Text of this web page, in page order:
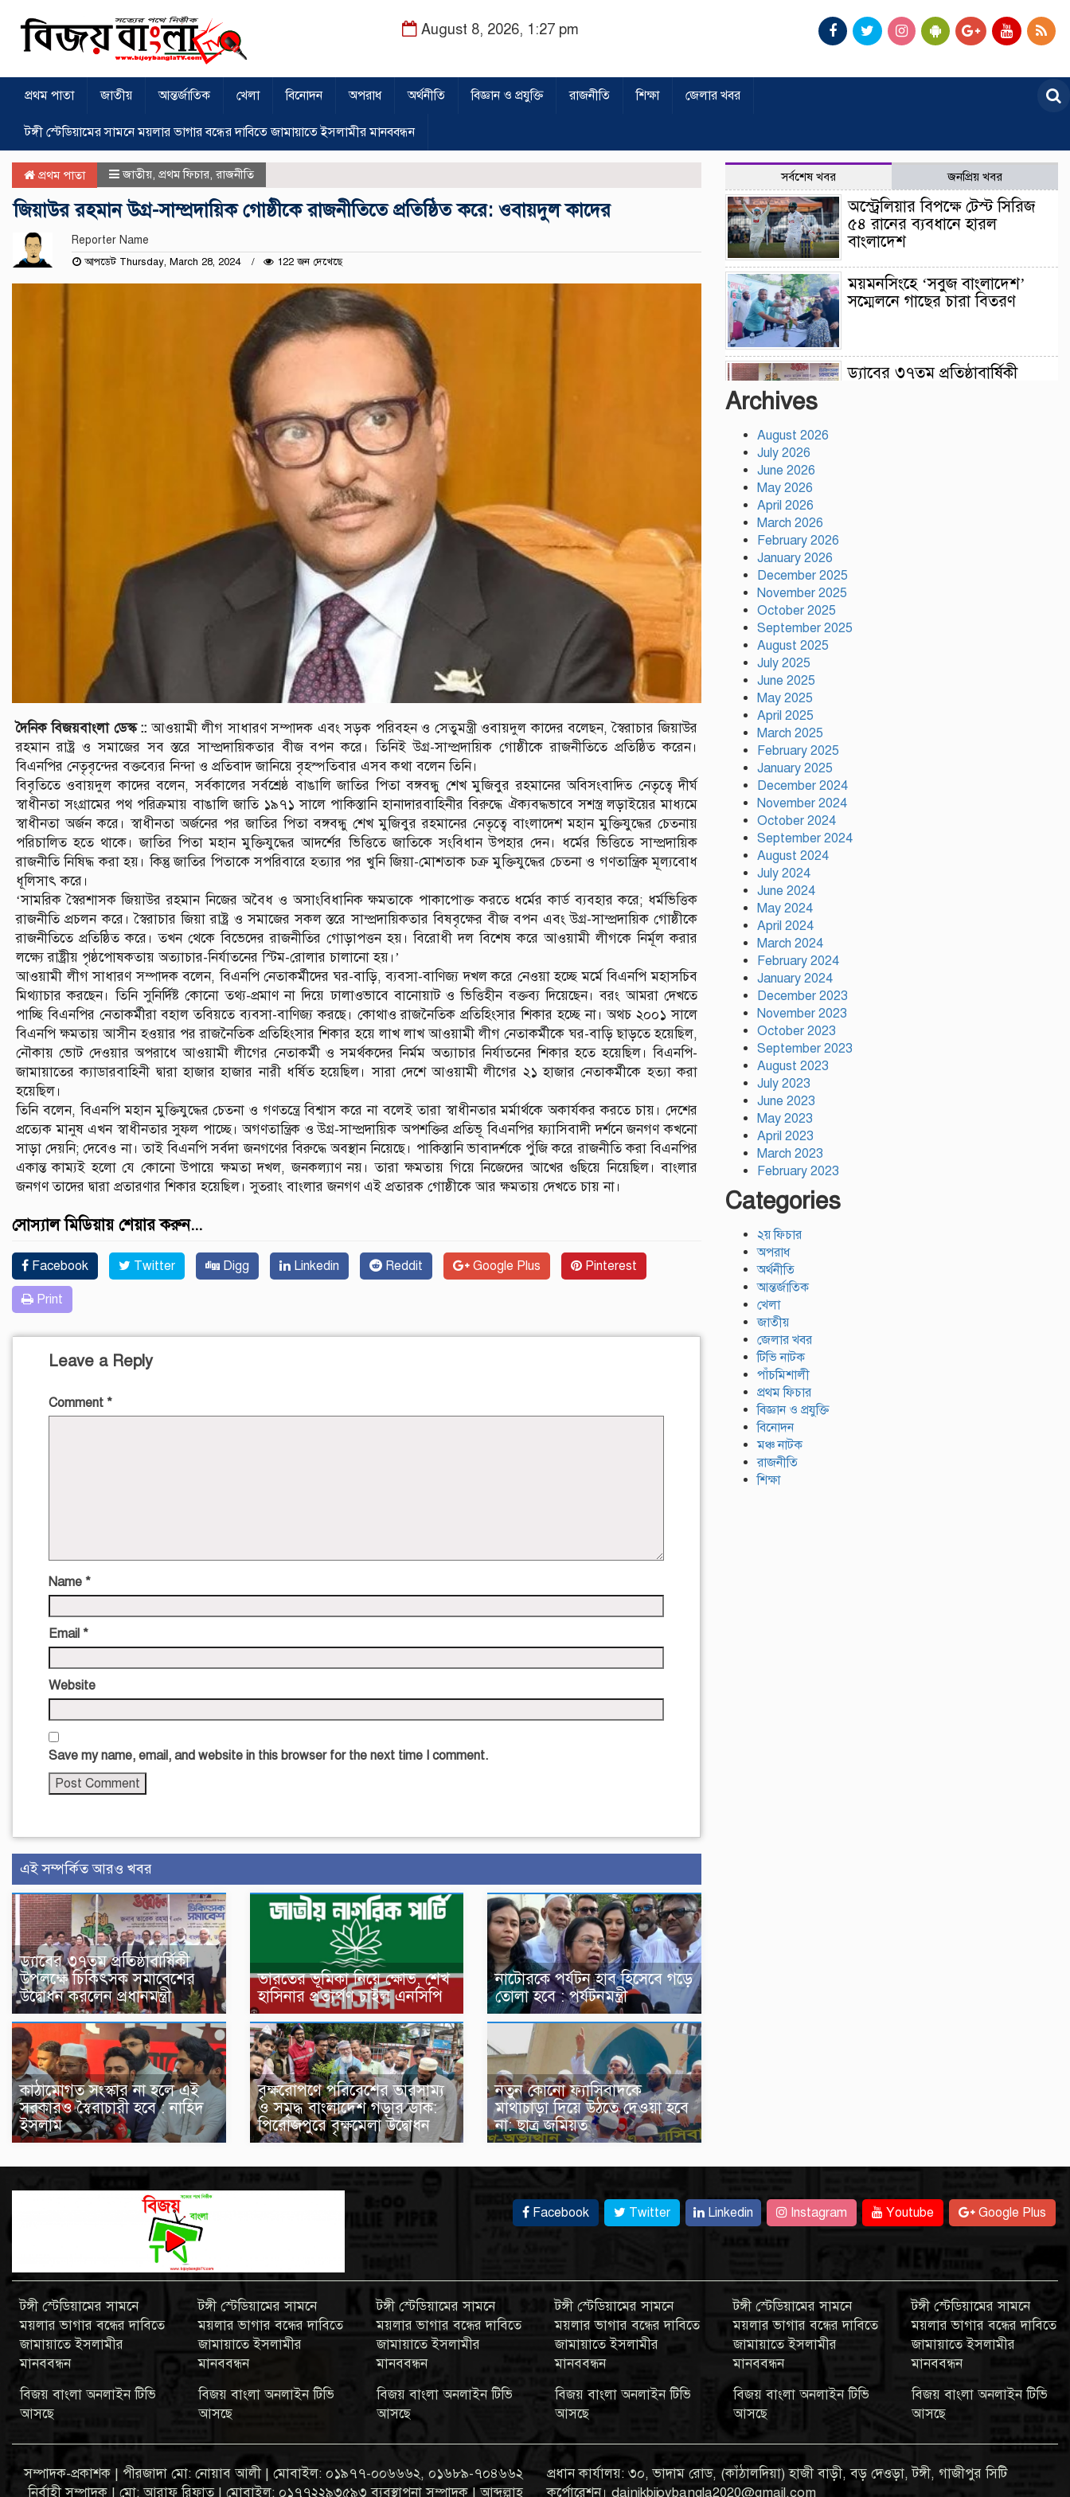
August 8, 2026, 1:27 pm
প্রথম পাতা জাতীয় আন্তর্জাতিক খেলা বিনোদন অপরাধ অর্থনীতি বিজ্ঞান ও প্রযুক্তি রাজনীতি শিক্ষা জেলার খবর
টঙ্গী স্টেডিয়ামের সামনে ময়লার ভাগার বন্ধের দাবিতে জামায়াতে ইসলামীর মানববন্ধন
প্রথম পাতা জাতীয় প্রথম ফিচার রাজনীতি
জিয়াউর রহমান উগ্র-সাম্প্রদায়িক গোষ্ঠীকে রাজনীতিতে প্রতিষ্ঠিত করে: ওবায়দুল কাদের
Reporter Name
আপডেট Thursday, March 28, 2024 122 জন দেখেছে
দৈনিক বিজয়বাংলা ডেস্ক ::আওয়ামী লীগ সাধারণ সম্পাদক এবং সড়ক পরিবহন ও সেতুমন্ত্রী ওবায়দুল কাদের বলেছন, স্বৈরাচার জিয়াউর
রহমান রাষ্ট্র ও সমাজের সব স্তরে সাম্প্রদায়িকতার বীজ বপন করে। তিনিই উগ্র-সাম্প্রদায়িক গোষ্ঠীকে রাজনীতিতে প্রতিষ্ঠিত করেন।
বিএনপির নেতৃবৃন্দের বক্তব্যের নিন্দা ও প্রতিবাদ জানিয়ে বৃহস্পতিবার এসব কথা বলেন তিনি।
বিবৃতিতে ওবায়দুল কাদের বলেন, সর্বকালের সর্বশ্রেষ্ঠ বাঙালি জাতির পিতা বঙ্গবন্ধু শেখ মুজিবুর রহমানের অবিসংবাদিত নেতৃত্বে দীর্ঘ
স্বাধীনতা সংগ্রামের পথ পরিক্রমায় বাঙালি জাতি ১৯৭১ সালে পাকিস্তানি হানাদারবাহিনীর বিরুদ্ধে ঐক্যবদ্ধভাবে সশস্ত্র লড়াইয়ের মাধ্যমে
স্বাধীনতা অর্জন করে। স্বাধীনতা অর্জনের পর জাতির পিতা বঙ্গবন্ধু শেখ মুজিবুর রহমানের নেতৃত্বে বাংলাদেশ মহান মুক্তিযুদ্ধের চেতনায়
পরিচালিত হতে থাকে। জাতির পিতা মহান মুক্তিযুদ্ধের আদর্শের ভিত্তিতে জাতিকে সংবিধান উপহার দেন। ধর্মের ভিত্তিতে সাম্প্রদায়িক
রাজনীতি নিষিদ্ধ করা হয়। কিন্তু জাতির পিতাকে সপরিবারে হত্যার পর খুনি জিয়া-মোশতাক চক্র মুক্তিযুদ্ধের চেতনা ও গণতান্ত্রিক মূল্যবোধ
ধূলিসাৎ করে।
‘সামরিক স্বৈরশাসক জিয়াউর রহমান নিজের অবৈধ ও অসাংবিধানিক ক্ষমতাকে পাকাপোক্ত করতে ধর্মের কার্ড ব্যবহার করে; ধর্মভিত্তিক
রাজনীতি প্রচলন করে। স্বৈরাচার জিয়া রাষ্ট্র ও সমাজের সকল স্তরে সাম্প্রদায়িকতার বিষবৃক্ষের বীজ বপন এবং উগ্র-সাম্প্রদায়িক গোষ্ঠীকে
রাজনীতিতে প্রতিষ্ঠিত করে। তখন থেকে বিভেদের রাজনীতির গোড়াপত্তন হয়। বিরোধী দল বিশেষ করে আওয়ামী লীগকে নির্মূল করার
লক্ষ্যে রাষ্ট্রীয় পৃষ্ঠপোষকতায় অত্যাচার-নির্যাতনের স্টিম-রোলার চালানো হয়।’
আওয়ামী লীগ সাধারণ সম্পাদক বলেন, বিএনপি নেতাকর্মীদের ঘর-বাড়ি, ব্যবসা-বাণিজ্য দখল করে নেওয়া হচ্ছে মর্মে বিএনপি মহাসচিব
মিথ্যাচার করছেন। তিনি সুনির্দিষ্ট কোনো তথ্য-প্রমাণ না দিয়ে ঢালাওভাবে বানোয়াট ও ভিত্তিহীন বক্তব্য দিয়েছেন। বরং আমরা দেখতে
পাচ্ছি বিএনপির নেতাকর্মীরা বহাল তবিয়তে ব্যবসা-বাণিজ্য করছে। কোথাও রাজনৈতিক প্রতিহিংসার শিকার হচ্ছে না। অথচ ২০০১ সালে
বিএনপি ক্ষমতায় আসীন হওয়ার পর রাজনৈতিক প্রতিহিংসার শিকার হয়ে লাখ লাখ আওয়ামী লীগ নেতাকর্মীকে ঘর-বাড়ি ছাড়তে হয়েছিল,
নৌকায় ভোট দেওয়ার অপরাধে আওয়ামী লীগের নেতাকর্মী ও সমর্থকদের নির্মম অত্যাচার নির্যাতনের শিকার হতে হয়েছিল। বিএনপি-
জামায়াতের ক্যাডারবাহিনী দ্বারা হাজার হাজার নারী ধর্ষিত হয়েছিল। সারা দেশে আওয়ামী লীগের ২১ হাজার নেতাকর্মীকে হত্যা করা
হয়েছিল।
তিনি বলেন, বিএনপি মহান মুক্তিযুদ্ধের চেতনা ও গণতন্ত্রে বিশ্বাস করে না বলেই তারা স্বাধীনতার মর্মার্থকে অকার্যকর করতে চায়। দেশের
প্রত্যেক মানুষ এখন স্বাধীনতার সুফল পাচ্ছে। অগণতান্ত্রিক ও উগ্র-সাম্প্রদায়িক অপশক্তির প্রতিভূ বিএনপির ফ্যাসিবাদী দর্শনে জনগণ কখনো
সাড়া দেয়নি; দেবেও না। তাই বিএনপি সর্বদা জনগণের বিরুদ্ধে অবস্থান নিয়েছে। পাকিস্তানি ভাবাদর্শকে পুঁজি করে রাজনীতি করা বিএনপির
একান্ত কাম্যই হলো যে কোনো উপায়ে ক্ষমতা দখল, জনকল্যাণ নয়। তারা ক্ষমতায় গিয়ে নিজেদের আখের গুছিয়ে নিয়েছিল। বাংলার
জনগণ তাদের দ্বারা প্রতারণার শিকার হয়েছিল। সুতরাং বাংলার জনগণ এই প্রতারক গোষ্ঠীকে আর ক্ষমতায় দেখতে চায় না।
সোস্যাল মিডিয়ায় শেয়ার করুন...
Facebook Twitter Digg Linkedin Reddit Google Plus Pinterest
Print
Leave a Reply
Comment *
Name *
Email *
Website
Save my name, email, and website in this browser for the next time I comment.
এই সম্পর্কিত আরও খবর
ড্যাবের ৩৭তম প্রতিষ্ঠাবার্ষিকী
উপলক্ষে চিকিৎসক সমাবেশের
উদ্বোধন করলেন প্রধানমন্ত্রী
ভারতের ভূমিকা নিয়ে ক্ষোভ, শেখ
হাসিনার প্রত্যর্পণ চাইল এনসিপি
নাটোরকে পর্যটন হাব হিসেবে গড়ে
তোলা হবে : পর্যটনমন্ত্রী
কাঠামোগত সংস্কার না হলে এই
সরকারও স্বৈরাচারী হবে : নাহিদ
ইসলাম
বৃক্ষরোপণে পরিবেশের ভারসাম্য
ও সমৃদ্ধ বাংলাদেশ গড়ার ডাক:
পিরোজপুরে বৃক্ষমেলা উদ্বোধন
নতুন কোনো ফ্যাসিবাদকে
মাথাচাড়া দিয়ে উঠতে দেওয়া হবে
না: ছাত্র জমিয়ত
সর্বশেষ খবর জনপ্রিয় খবর
অস্ট্রেলিয়ার বিপক্ষে টেস্ট সিরিজ
৫৪ রানের ব্যবধানে হারল
বাংলাদেশ
ময়মনসিংহে ‘সবুজ বাংলাদেশ’
সম্মেলনে গাছের চারা বিতরণ
ড্যাবের ৩৭তম প্রতিষ্ঠাবার্ষিকী
সরকারও স্বৈরাচারী হবে : নাহিদ
নতুন কোনো ফ্যাসিবাদকে মাথাচাড়া
Archives
August 2026
July 2026
June 2026
May 2026
April 2026
March 2026
February 2026
January 2026
December 2025
November 2025
October 2025
September 2025
August 2025
July 2025
June 2025
May 2025
April 2025
March 2025
February 2025
January 2025
December 2024
November 2024
October 2024
September 2024
August 2024
July 2024
June 2024
May 2024
April 2024
March 2024
February 2024
January 2024
December 2023
November 2023
October 2023
September 2023
August 2023
July 2023
June 2023
May 2023
April 2023
March 2023
February 2023
Categories
২য় ফিচার
অপরাধ
অর্থনীতি
আন্তর্জাতিক
খেলা
জাতীয়
জেলার খবর
টিভি নাটক
পাঁচমিশালী
প্রথম ফিচার
বিজ্ঞান ও প্রযুক্তি
বিনোদন
মঞ্চ নাটক
রাজনীতি
শিক্ষা
Facebook Twitter Linkedin Instagram Youtube Google Plus
টঙ্গী স্টেডিয়ামের সামনে
ময়লার ভাগার বন্ধের দাবিতে
জামায়াতে ইসলামীর
মানববন্ধন
বিজয় বাংলা অনলাইন টিভি
আসছে
টঙ্গী স্টেডিয়ামের সামনে
ময়লার ভাগার বন্ধের দাবিতে
জামায়াতে ইসলামীর
মানববন্ধন
বিজয় বাংলা অনলাইন টিভি
আসছে
টঙ্গী স্টেডিয়ামের সামনে
ময়লার ভাগার বন্ধের দাবিতে
জামায়াতে ইসলামীর
মানববন্ধন
বিজয় বাংলা অনলাইন টিভি
আসছে
টঙ্গী স্টেডিয়ামের সামনে
ময়লার ভাগার বন্ধের দাবিতে
জামায়াতে ইসলামীর
মানববন্ধন
বিজয় বাংলা অনলাইন টিভি
আসছে
টঙ্গী স্টেডিয়ামের সামনে
ময়লার ভাগার বন্ধের দাবিতে
জামায়াতে ইসলামীর
মানববন্ধন
বিজয় বাংলা অনলাইন টিভি
আসছে
টঙ্গী স্টেডিয়ামের সামনে
ময়লার ভাগার বন্ধের দাবিতে
জামায়াতে ইসলামীর
মানববন্ধন
বিজয় বাংলা অনলাইন টিভি
আসছে
সম্পাদক-প্রকাশক | পীরজাদা মো: নোয়াব আলী | মোবাইল: ০১৯৭৭-০০৬৬৬২, ০১৬৮৯-৭০৪৬৬২
নির্বাহী সম্পাদক | মো: আরাফ রিফাত | মোবাইল: ০১৭৭২২৯৩৫৯৩ ব্যবস্থাপনা সম্পাদক | আব্দুল্লাহ
প্রধান কার্যালয়: ৩০, ভাদাম রোড, (কাঁঠালদিয়া) হাজী বাড়ী, বড় দেওড়া, টঙ্গী, গাজীপুর সিটি
কর্পোরেশন। dainikbijoybangla2020@gmail.com